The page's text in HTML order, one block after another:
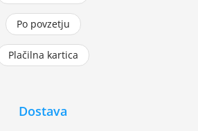
Po povzetju
Plačilna kartica
Dostava